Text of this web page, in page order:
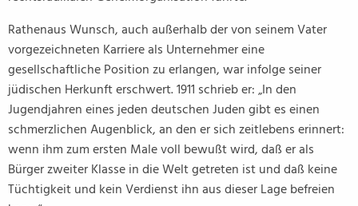
Rathenaus Wunsch, auch außerhalb der von seinem Vater
vorgezeichneten Karriere als Unternehmer eine
gesellschaftliche Position zu erlangen, war infolge seiner
jüdischen Herkunft erschwert. 1911 schrieb er: „In den
Jugendjahren eines jeden deutschen Juden gibt es einen
schmerzlichen Augenblick, an den er sich zeitlebens erinnert:
wenn ihm zum ersten Male voll bewußt wird, daß er als
Bürger zweiter Klasse in die Welt getreten ist und daß keine
Tüchtigkeit und kein Verdienst ihn aus dieser Lage befreien